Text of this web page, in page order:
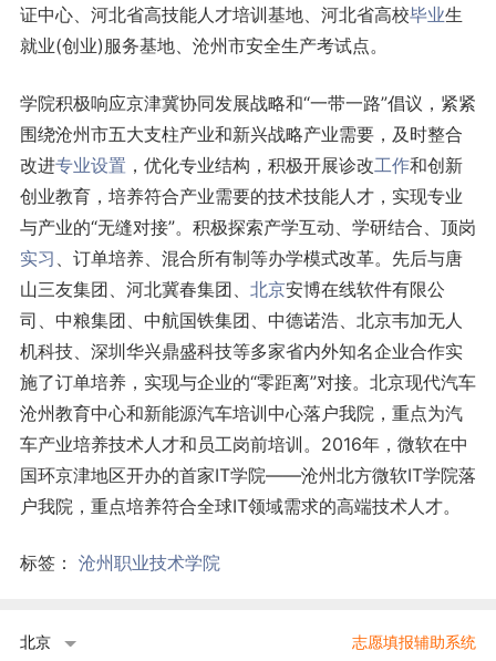
证中心、河北省高技能人才培训基地、河北省高校毕业生
就业(创业)服务基地、沧州市安全生产考试点。
学院积极响应京津冀协同发展战略和“一带一路”倡议，紧紧
围绕沧州市五大支柱产业和新兴战略产业需要，及时整合
改进专业设置 ，优化专业结构，积极开展诊改工作和创新
创业教育，培养符合产业需要的技术技能人才，实现专业
与产业的“无缝对接”。积极探索产学互动、学研结合、顶岗
实习 、订单培养、混合所有制等办学模式改革。先后与唐
山三友集团、河北冀春集团、 北京安博在线软件有限公
司、中粮集团、中航国铁集团、中德诺浩、北京韦加无人
机科技、深圳华兴鼎盛科技等多家省内外知名企业合作实
施了订单培养，实现与企业的“零距离”对接。北京现代汽车
沧州教育中心和新能源汽车培训中心落户我院，重点为汽
车产业培养技术人才和员工岗前培训。2016年，微软在中
国环京津地区开办的首家IT学院——沧州北方微软IT学院落
户我院，重点培养符合全球IT领域需求的高端技术人才。
标签： 沧州职业技术学院
北京 志愿填报辅助系统